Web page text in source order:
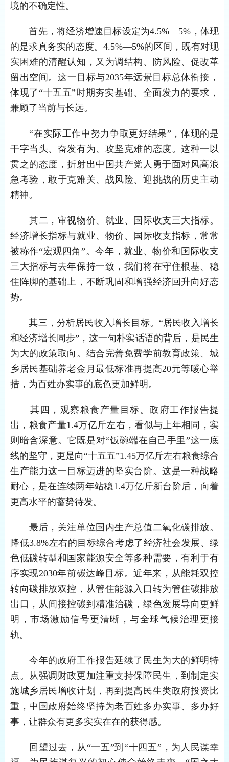
境的不确定性。
首先，将经济增速目标设定为4.5%—5%，体现
的是求真务实的态度。4.5%—5%的区间，既有对现
实困难的清醒认知，又为调结构、防风险、促改革
留出空间。这一目标与2035年远景目标总体衔接，
体现了“十五五”时期夯实基础、全面发力的要求，
兼顾了当前与长远。
“在实际工作中努力争取更好结果”，体现的是
干字当头、奋发有为、攻坚克难的态度。这种一以
贯之的态度，折射出中国共产党人勇于面对风高浪
急考验，敢于克难关、战风险、迎挑战的历史主动
精神。
其二，审视物价、就业、国际收支三大指标。
经济增长指标与就业、物价、国际收支指标，常常
被称作“宏观四角”。今年，就业、物价和国际收支
三大指标与去年保持一致，我们将在守住根基、稳
住阵脚的基础上，不断巩固和增强经济回升向好态
势。
其三，分析居民收入增长目标。“居民收入增长
和经济增长同步”，这一句朴实话语的背后，是民生
为大的政策取向。结合完善免费学前教育政策、城
乡居民基础养老金月最低标准再提高20元等暖心举
措，为百姓办实事的底色更加鲜明。
其四，观察粮食产量目标。政府工作报告提
出，粮食产量1.4万亿斤左右，看似与上年相同，实
则暗含深意。它既是对“饭碗端在自己手里”这一底
线的坚守，更是向“十五五”1.45万亿斤左右粮食综合
生产能力这一目标迈进的坚实台阶。这是一种战略
耐心，是在连续两年站稳1.4万亿斤新台阶后，向着
更高水平的蓄势待发。
最后，关注单位国内生产总值二氧化碳排放。
降低3.8%左右的目标综合考虑了经济社会发展、绿
色低碳转型和国家能源安全等多种需要，有利于有
序实现2030年前碳达峰目标。近年来，从能耗双控
转向碳排放双控，从管住能源入口转为管住碳排放
出口，从间接控碳到精准治碳，绿色发展导向更鲜
明，市场激励信号更清晰，与全球气候治理更接
轨。
今年的政府工作报告延续了民生为大的鲜明特
点。从强调财政更加注重支持保障民生，到制定实
施城乡居民增收计划，再到提高民生类政府投资比
重，中国政府始终坚持为老百姓多办实事、多办好
事，让群众有更多实实在在的获得感。
回望过去，从“一五”到“十四五”，为人民谋幸